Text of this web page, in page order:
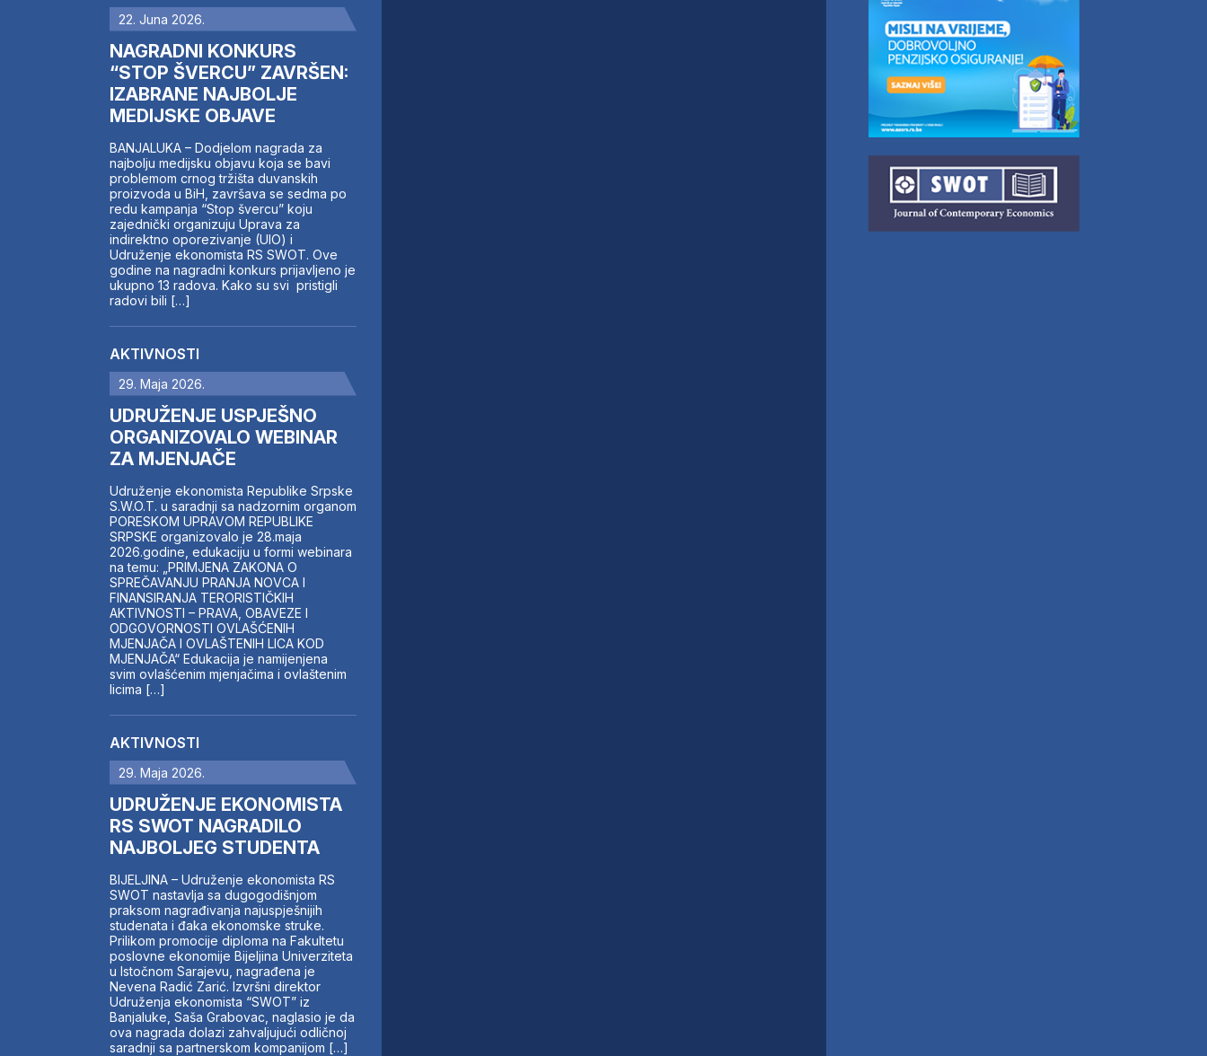
22. Juna 2026.
NAGRADNI KONKURS
“STOP ŠVERCU” ZAVRŠEN:
IZABRANE NAJBOLJE
MEDIJSKE OBJAVE
BANJALUKA – Dodjelom nagrada za
najbolju medijsku objavu koja se bavi
problemom crnog tržišta duvanskih
proizvoda u BiH, završava se sedma po
redu kampanja “Stop švercu” koju
zajednički organizuju Uprava za
indirektno oporezivanje (UIO) i
Udruženje ekonomista RS SWOT. Ove
godine na nagradni konkurs prijavljeno je
ukupno 13 radova. Kako su svi pristigli
radovi bili […]
AKTIVNOSTI
29. Maja 2026.
UDRUŽENJE USPJEŠNO
ORGANIZOVALO WEBINAR
ZA MJENJAČE
Udruženje ekonomista Republike Srpske
S.W.O.T. u saradnji sa nadzornim organom
PORESKOM UPRAVOM REPUBLIKE
SRPSKE organizovalo je 28.maja
2026.godine, edukaciju u formi webinara
na temu: „PRIMJENA ZAKONA O
SPREČAVANJU PRANJA NOVCA I
FINANSIRANJA TERORISTIČKIH
AKTIVNOSTI – PRAVA, OBAVEZE I
ODGOVORNOSTI OVLAŠĆENIH
MJENJAČA I OVLAŠTENIH LICA KOD
MJENJAČA“ Edukacija je namijenjena
svim ovlašćenim mjenjačima i ovlaštenim
licima […]
AKTIVNOSTI
29. Maja 2026.
UDRUŽENJE EKONOMISTA
RS SWOT NAGRADILO
NAJBOLJEG STUDENTA
BIJELJINA – Udruženje ekonomista RS
SWOT nastavlja sa dugogodišnjom
praksom nagrađivanja najuspješnijih
studenata i đaka ekonomske struke.
Prilikom promocije diploma na Fakultetu
poslovne ekonomije Bijeljina Univerziteta
u Istočnom Sarajevu, nagrađena je
Nevena Radić Zarić. Izvršni direktor
Udruženja ekonomista “SWOT” iz
Banjaluke, Saša Grabovac, naglasio je da
ova nagrada dolazi zahvaljujući odličnoj
saradnji sa partnerskom kompanijom […]